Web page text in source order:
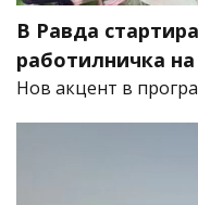
В Равда
работилничка
Нов акцент в